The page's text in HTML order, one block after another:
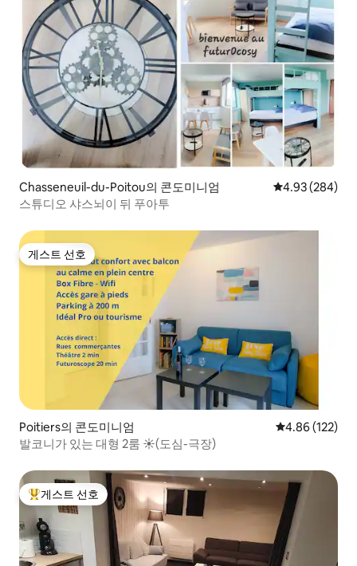
Chasseneuil-du-Poitou의 콘도미니엄 평점 4.93점(5
4.93 (284)
스튜디오 샤스뇌이 뒤 푸아투
게스트 선호
게스트 선호
Poitiers의 콘도미니엄 평점 4.86점(5
4.86 (122)
발코니가 있는 대형 2룸 ☀(도심-극장)
상위 게스트 선호
게스트 선호